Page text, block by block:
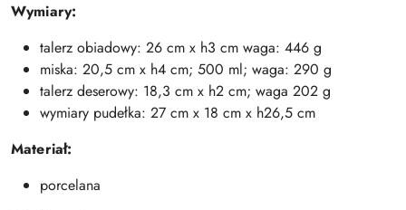
Wymiary:
talerz obiadowy: 26 cm x h3 cm waga: 446 g
miska: 20,5 cm x h4 cm; 500 ml; waga: 290 g
talerz deserowy: 18,3 cm x h2 cm; waga 202 g
wymiary pudełka: 27 cm x 18 cm x h26,5 cm
Materiał:
porcelana